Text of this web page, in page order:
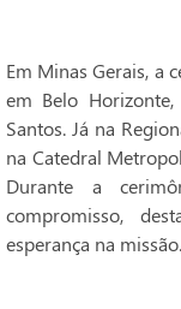
Em Minas Gerais, a
em Belo
Santos. Já na
na Catedral
Durante a
compromisso,
esperança na missão.